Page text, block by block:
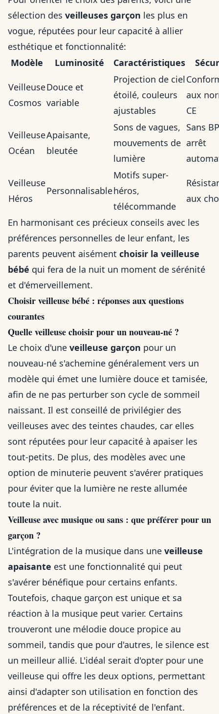
sélection des veilleuses garçon les plus en
vogue, réputées pour leur capacité à allier
esthétique et fonctionnalité:
Modèle
Luminosité Caractéristiques
Veilleuse
Cosmos
Douce et
variable
Projection de ciel
étoilé, couleurs
ajustables
aux
CE
Veilleuse
Océan
Apaisante,
bleutée
Sons de vagues,
mouvements de
lumière
Sans
arrêt
Veilleuse
Héros
Personnalisable
Motifs super-
héros,
télécommande
aux
En harmonisant ces précieux conseils avec les
préférences personnelles de leur enfant, les
parents peuvent aisément choisir la veilleuse
bébé qui fera de la nuit un moment de sérénité
et d'émerveillement.
Choisir veilleuse bébé : réponses aux questions
courantes
Quelle veilleuse choisir pour un nouveau-né ?
Le choix d'une veilleuse garçon pour un
nouveau-né s'achemine généralement vers un
modèle qui émet une lumière douce et tamisée,
afin de ne pas perturber son cycle de sommeil
naissant. Il est conseillé de privilégier des
veilleuses avec des teintes chaudes, car elles
sont réputées pour leur capacité à apaiser les
tout-petits. De plus, des modèles avec une
option de minuterie peuvent s'avérer pratiques
pour éviter que la lumière ne reste allumée
toute la nuit.
Veilleuse avec musique ou sans : que préférer pour un
garçon ?
L'intégration de la musique dans une veilleuse
apaisante est une fonctionnalité qui peut
s'avérer bénéfique pour certains enfants.
Toutefois, chaque garçon est unique et sa
réaction à la musique peut varier. Certains
trouveront une mélodie douce propice au
sommeil, tandis que pour d'autres, le silence est
un meilleur allié. L'idéal serait d'opter pour une
veilleuse qui offre les deux options, permettant
ainsi d'adapter son utilisation en fonction des
préférences et de la réceptivité de l'enfant.